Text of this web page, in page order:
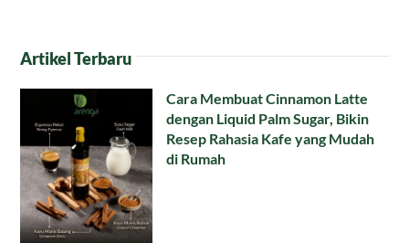
Artikel Terbaru
Cara Membuat Cinnamon Latte
dengan Liquid Palm Sugar, Bikin
Resep Rahasia Kafe yang Mudah
di Rumah